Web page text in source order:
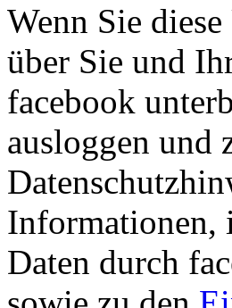
Wenn Sie
über Sie und
facebook
ausloggen und
Informationen,
Daten durch